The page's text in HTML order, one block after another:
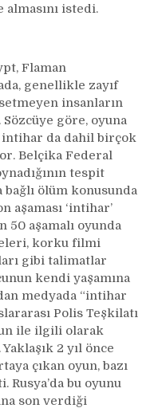
istedi.
Flaman
genellikle zayıf
insanların
Sözcüye göre, oyuna
intihar da dahil birçok
Belçika Federal
tespit
bağlı ölüm konusunda
aşaması ‘intihar’
50 aşamalı oyunda
korku filmi
gibi talimatlar
kendi yaşamına
medyada “intihar
Polis Teşkilatı
ile ilgili olarak
2 yıl önce
çıkan oyun, bazı
bu oyunu
son verdiği